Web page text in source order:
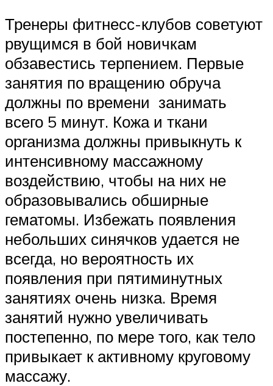
Тренеры фитнесс-клубов советуют
рвущимся в бой новичкам
обзавестись терпением. Первые
занятия по вращению обруча
должны по времени занимать
всего 5 минут. Кожа и ткани
организма должны привыкнуть к
интенсивному массажному
воздействию, чтобы на них не
образовывались обширные
гематомы. Избежать появления
небольших синячков удается не
всегда, но вероятность их
появления при пятиминутных
занятиях очень низка. Время
занятий нужно увеличивать
постепенно, по мере того, как тело
привыкает к активному круговому
массажу.